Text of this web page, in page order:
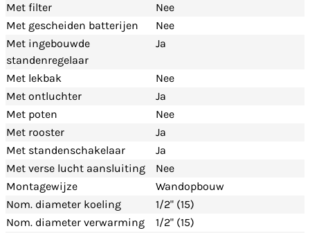
Met filter
Nee
Met gescheiden batterijen
Nee
Met ingebouwde
standenregelaar
Ja
Met lekbak
Nee
Met ontluchter
Ja
Met poten
Nee
Met rooster
Ja
Met standenschakelaar
Ja
Met verse lucht aansluiting
Nee
Montagewijze
Wandopbouw
Nom. diameter koeling
1/2" (15)
Nom. diameter verwarming
1/2" (15)